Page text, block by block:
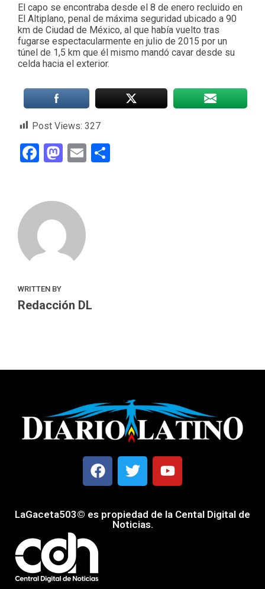
El capo se encontraba desde el 8 de enero recluido en
El Altiplano, penal de máxima seguridad ubicado a 90
km de Ciudad de México, al que había vuelto tras
fugarse espectacularmente en julio de 2015 por un
túnel de 1,5 km que él mismo mandó cavar desde su
celda hacia el exterior.
Post Views: 327
Facebook
Mastodon
Email
WRITTEN BY
Redacción DL
LaGaceta503© es propiedad de la Cental Digital de
Noticias.